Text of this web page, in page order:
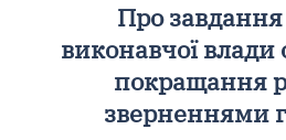
Про завдання
виконавчої влади
покращання
зверненнями